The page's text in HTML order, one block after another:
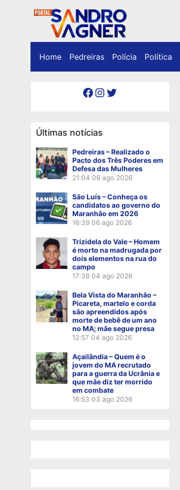
Home Pedreiras Polícia Política
Facebook Instagram Twitter
Últimas notícias
Pedreiras – Realizado o
Pacto dos Três Poderes em
Defesa das Mulheres
21:04 06 ago 2026
São Luís – Conheça os
candidatos ao governo do
Maranhão em 2026
16:39 06 ago 2026
Trizidela do Vale – Homem
é morto na madrugada por
dois elementos na rua do
campo
17:38 04 ago 2026
Bela Vista do Maranhão –
Picareta, martelo e corda
são apreendidos após
morte de bebê de um ano
no MA; mãe segue presa
12:57 04 ago 2026
Açailândia – Quem é o
jovem do MA recrutado
para a guerra da Ucrânia e
que mãe diz ter morrido
em combate
16:53 03 ago 2026